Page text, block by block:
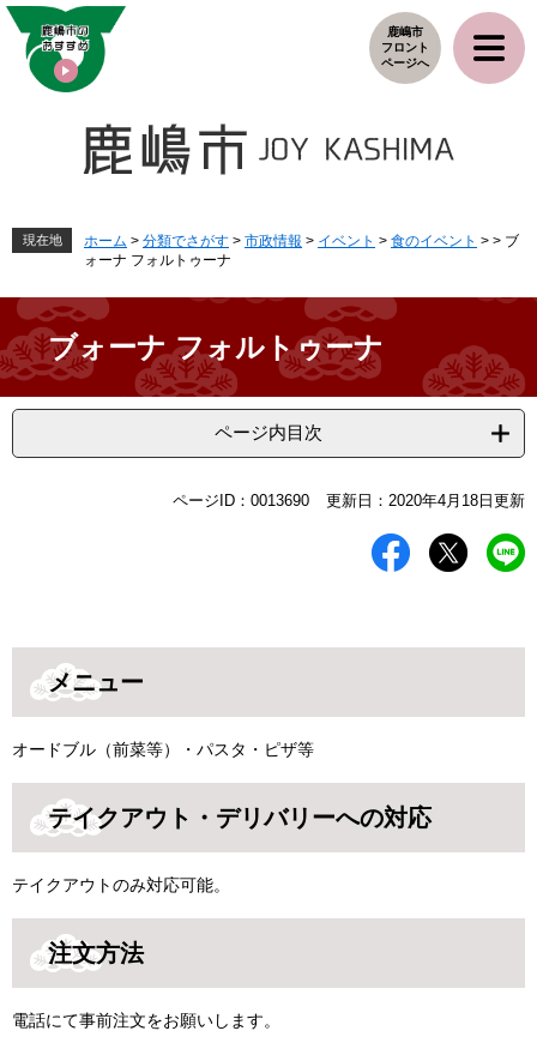
ペ
メ
鹿嶋市
フロント
ページへ
現在地 ホーム > 分類でさがす > 市政情報 > イベント > 食のイベント > > ブ
ォーナ フォルトゥーナ
ブォーナ フォルトゥーナ
ページ内目次
ページID：0013690 更新日：2020年4月18日更新
メニュー
オードブル（前菜等）・パスタ・ピザ等
テイクアウト・デリバリーへの対応
テイクアウトのみ対応可能。
注文方法
電話にて事前注文をお願いします。